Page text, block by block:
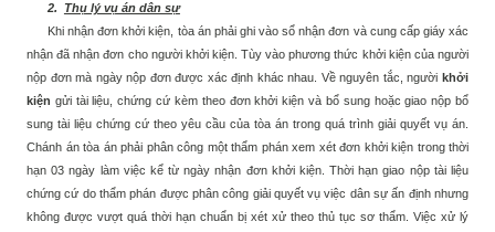
2.
Thụ lý vụ án dân sự
Khi nhận đơn khởi kiện, tòa án phải ghi vào sổ nhận đơn và cung cấp giáy xác
nhận đã nhận đơn cho người khởi kiện. Tùy vào phương thức khởi kiện của người
nộp đơn mà ngày nộp đơn được xác định khác nhau. Về nguyên tắc, người khởi
kiện gửi tài liệu, chứng cứ kèm theo đơn khởi kiện và bổ sung hoặc giao nộp bổ
sung tài liệu chứng cứ theo yêu cầu của tòa án trong quá trình giải quyết vụ án.
Chánh án tòa án phải phân công một thẩm phán xem xét đơn khởi kiện trong thời
hạn 03 ngày làm việc kể từ ngày nhận đơn khởi kiện. Thời hạn giao nộp tài liệu
chứng cứ do thẩm phán được phân công giải quyết vụ việc dân sự ấn định nhưng
không được vượt quá thời hạn chuẩn bị xét xử theo thủ tục sơ thẩm. Việc xử lý